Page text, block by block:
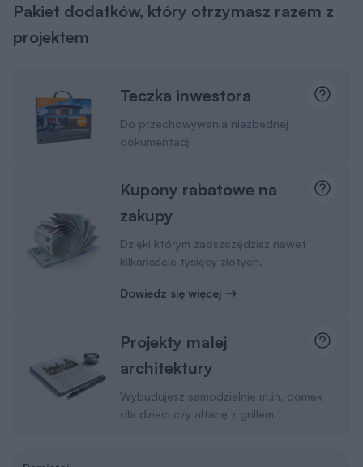
Pakiet dodatków, który otrzymasz razem z
projektem
Teczka inwestora
Do przechowywania niezbędnej
dokumentacji
Kupony rabatowe na
zakupy
Dzięki którym zaoszczędzisz nawet
kilkanaście tysięcy złotych.
Dowiedz się więcej
Projekty małej
architektury
Wybudujesz samodzielnie m.in. domek
dla dzieci czy altanę z grillem.